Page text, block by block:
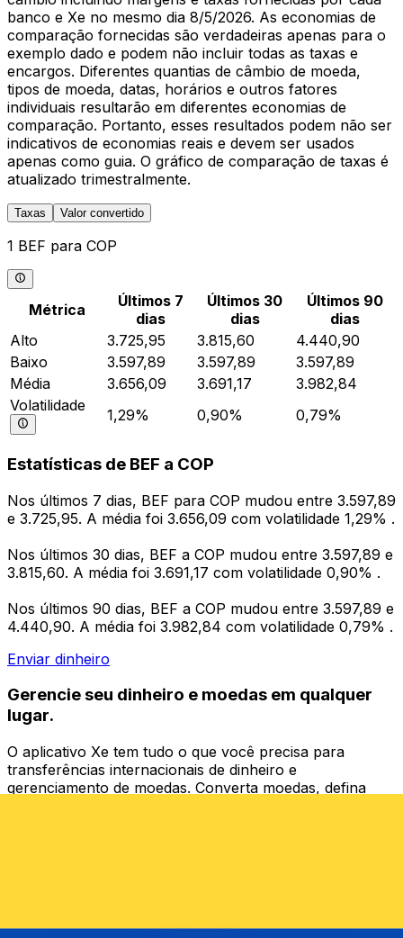
banco e Xe no mesmo dia 8/5/2026. As economias de
comparação fornecidas são verdadeiras apenas para o
exemplo dado e podem não incluir todas as taxas e
encargos. Diferentes quantias de câmbio de moeda,
tipos de moeda, datas, horários e outros fatores
individuais resultarão em diferentes economias de
comparação. Portanto, esses resultados podem não ser
indicativos de economias reais e devem ser usados
apenas como guia. O gráfico de comparação de taxas é
atualizado trimestralmente.
Taxas Valor convertido
1 BEF para COP
Métrica
Últimos 7
dias
Últimos 30
dias
Últimos 90
dias
Alto
3.725,95 3.815,60
4.440,90
Baixo
3.597,89 3.597,89
3.597,89
Média
3.656,09 3.691,17
3.982,84
Volatilidade
1,29% 0,90% 0,79%
Estatísticas de BEF a COP
Nos últimos 7 dias, BEF para COP mudou entre 3.597,89
e 3.725,95. A média foi 3.656,09 com volatilidade 1,29% .
Nos últimos 30 dias, BEF a COP mudou entre 3.597,89 e
3.815,60. A média foi 3.691,17 com volatilidade 0,90% .
Nos últimos 90 dias, BEF a COP mudou entre 3.597,89 e
4.440,90. A média foi 3.982,84 com volatilidade 0,79% .
Enviar dinheiro
Gerencie seu dinheiro e moedas em qualquer
lugar.
O aplicativo Xe tem tudo o que você precisa para
transferências internacionais de dinheiro e
gerenciamento de moedas. Converta moedas, defina